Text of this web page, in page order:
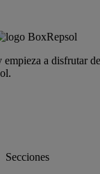
a disfrutar
Secciones